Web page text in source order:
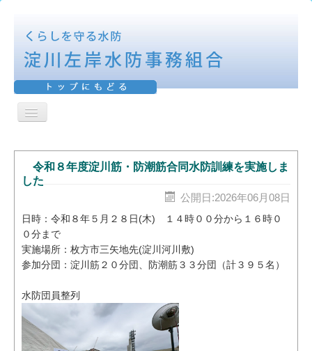
ナ
ー
シ
ョ
ン
切
り
替
え
活動報告
表彰報告
防御区域
水防工法
団員・協力団体募集
例規集
令和８年度淀川筋・防潮筋合同水防訓練を実施しま
した
公開日:2026年06月08日
日時：令和８年５月２８日(木) １４時００分から１６時０
０分まで
実施場所：枚方市三矢地先(淀川河川敷)
参加分団：淀川筋２０分団、防潮筋３３分団（計３９５名）
水防団員整列